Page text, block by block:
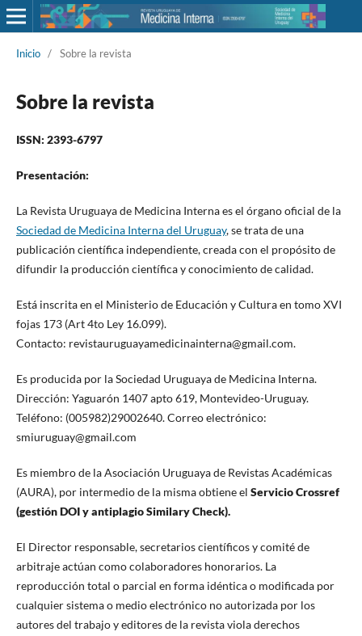
Inicio / Sobre la revista
Sobre la revista
ISSN: 2393-6797
Presentación:
La Revista Uruguaya de Medicina Interna es el órgano oficial de la
Sociedad de Medicina Interna del Uruguay, se trata de una
publicación científica independiente, creada con el propósito de
difundir la producción científica y conocimiento de calidad.
Está inscrita en el Ministerio de Educación y Cultura en tomo XVI
fojas 173 (Art 4to Ley 16.099).
Contacto: revistauruguayamedicinainterna@gmail.com.
Es producida por la Sociedad Uruguaya de Medicina Interna.
Dirección: Yaguarón 1407 apto 619, Montevideo-Uruguay.
Teléfono: (005982)29002640. Correo electrónico:
smiuruguay@gmail.com
Es miembro de la Asociación Uruguaya de Revistas Académicas
(AURA), por intermedio de la misma obtiene el Servicio Crossref
(gestión DOI y antiplagio Similary Check).
El Director responsable, secretarios científicos y comité de
arbitraje actúan como colaboradores honorarios. La
reproducción total o parcial en forma idéntica o modificada por
cualquier sistema o medio electrónico no autorizada por los
autores del trabajo y editores de la revista viola derechos